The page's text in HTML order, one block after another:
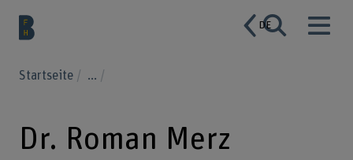
DE
Startseite ...
Dr. Roman Merz